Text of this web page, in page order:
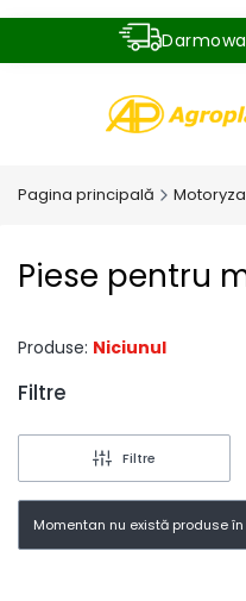
Pagina principală
Piese pentru
Produse: Niciunul
Filtre
End of filters
Filtre
Momentan nu există produse